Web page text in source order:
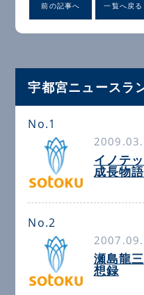
前の記事へ 一覧へ戻る
宇都宮ニュースラ
No.1
イノテ
成長物
No.2
瀬島龍
想録